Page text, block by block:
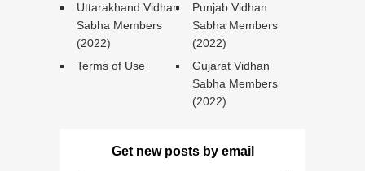
Uttarakhand Vidhan
Sabha Members
(2022)
Punjab Vidhan
Sabha Members
(2022)
Terms of Use
Gujarat Vidhan
Sabha Members
(2022)
Get new posts by email